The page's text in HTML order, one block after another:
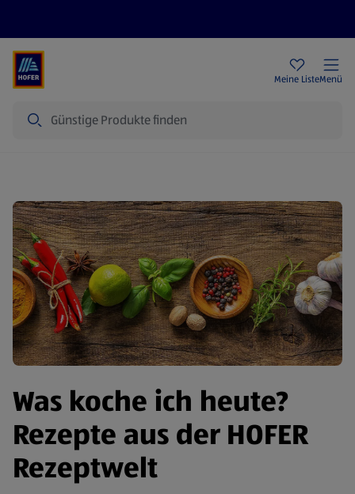
Meine ListeMenü
Was koche ich heute?
Rezepte aus der HOFER
Rezeptwelt